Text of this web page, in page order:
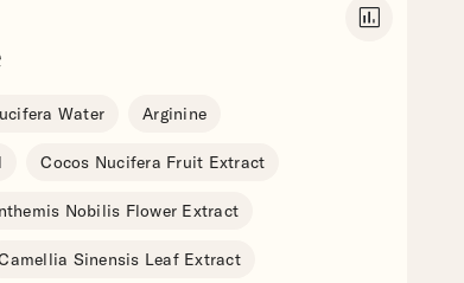
insert_chart
Water Arginine
Cocos Nucifera Fruit Extract
Nobilis Flower Extract
Sinensis Leaf Extract